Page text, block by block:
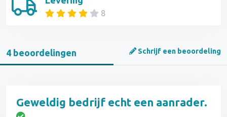
8
4 beoordelingen Schrijf een beoordeling
Geweldig bedrijf echt een aanrader.